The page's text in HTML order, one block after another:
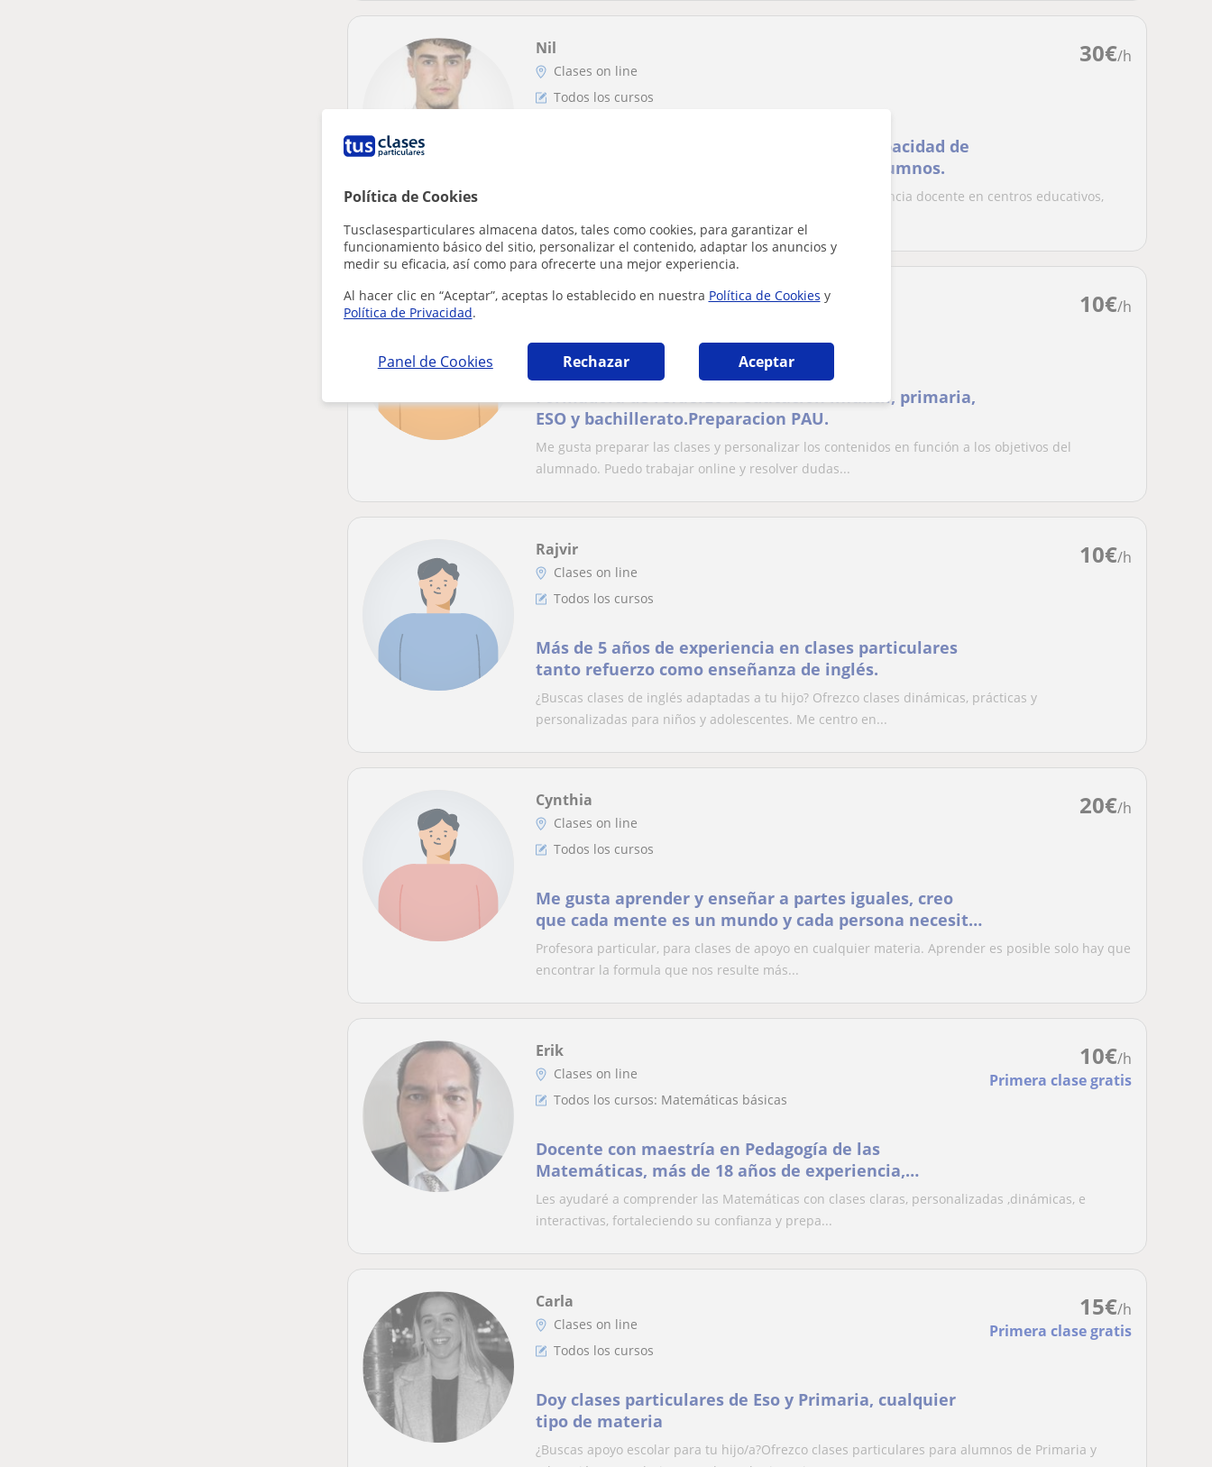
Política de Cookies
Tusclasesparticulares almacena datos, tales como cookies, para garantizar el
funcionamiento básico del sitio, personalizar el contenido, adaptar los anuncios y
medir su eficacia, así como para ofrecerte una mejor experiencia.
Al hacer clic en “Aceptar”, aceptas lo establecido en nuestra Política de Cookies y
Política de Privacidad.
Panel de Cookies Rechazar Aceptar
30€/h
Nil
Clases on line
Todos los cursos
Profesor con mucha empatía y con gran capacidad de
adaptación según las necesidades de los alumnos.
Soy graduado en Educación Primaria y cuento con experiencia docente en centros educativos,
10€/h
María José
Todos los cursos
Formadora de refuerzo a educación infantil, primaria,
ESO y bachillerato.Preparacion PAU.
Me gusta preparar las clases y personalizar los contenidos en función a los objetivos del
alumnado. Puedo trabajar online y resolver dudas...
10€/h
Rajvir
Clases on line
Todos los cursos
Más de 5 años de experiencia en clases particulares
tanto refuerzo como enseñanza de inglés.
¿Buscas clases de inglés adaptadas a tu hijo? Ofrezco clases dinámicas, prácticas y
personalizadas para niños y adolescentes. Me centro en...
20€/h
Cynthia
Clases on line
Todos los cursos
Me gusta aprender y enseñar a partes iguales, creo
que cada mente es un mundo y cada persona necesita
un método personalizado.
Profesora particular, para clases de apoyo en cualquier materia. Aprender es posible solo hay que
encontrar la formula que nos resulte más...
10€/h
Primera clase gratis
Erik
Clases on line
Todos los cursos: Matemáticas básicas
Docente con maestría en Pedagogía de las
Matemáticas, más de 18 años de experiencia,
responsable y comprometido con la educación
Les ayudaré a comprender las Matemáticas con clases claras, personalizadas ,dinámicas, e
interactivas, fortaleciendo su confianza y prepa...
15€/h
Primera clase gratis
Carla
Clases on line
Todos los cursos
Doy clases particulares de Eso y Primaria, cualquier
tipo de materia
¿Buscas apoyo escolar para tu hijo/a?Ofrezco clases particulares para alumnos de Primaria y